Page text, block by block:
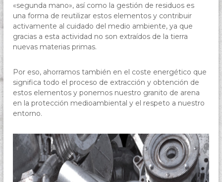
«segunda mano», así como la gestión de residuos es
una forma de reutilizar estos elementos y contribuir
activamente al cuidado del medio ambiente, ya que
gracias a esta actividad no son extraídos de la tierra
nuevas materias primas.
Por eso, ahorramos también en el coste energético que
significa todo el proceso de extracción y obtención de
estos elementos y ponemos nuestro granito de arena
en la protección medioambiental y el respeto a nuestro
entorno.